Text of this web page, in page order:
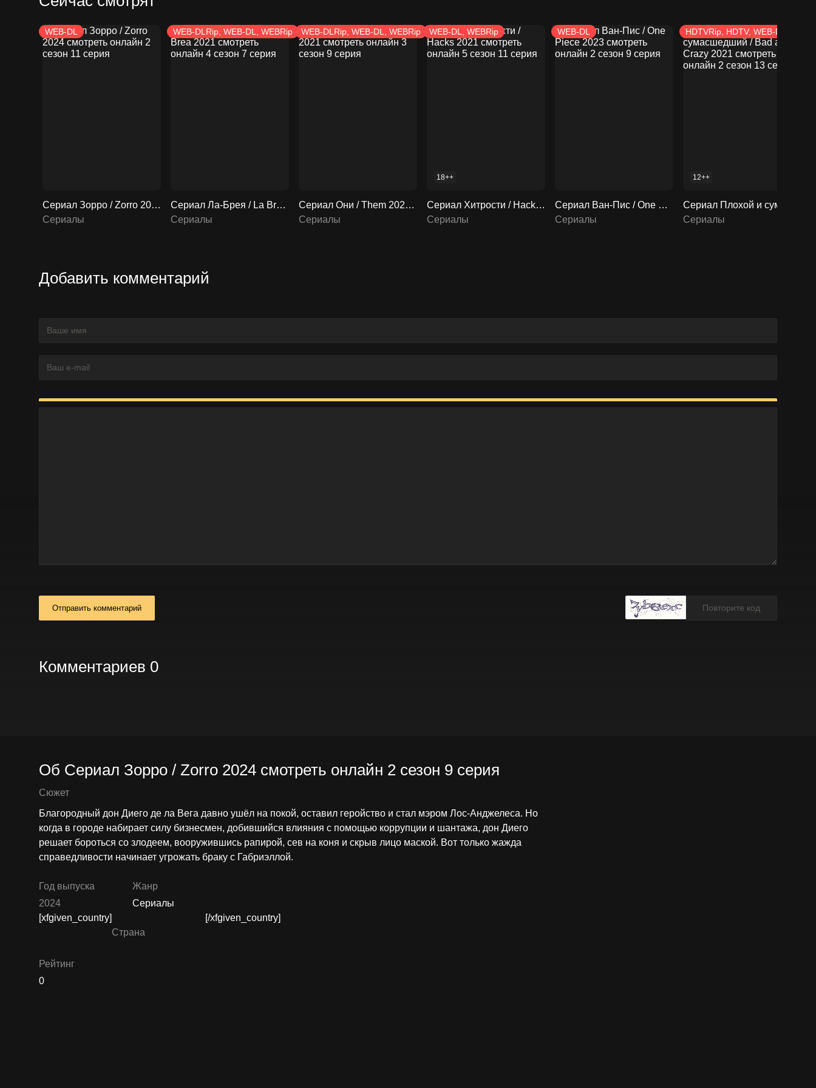
WEB-DL
Сериал Зорро / Zorro 2024 смотреть онлайн 2 сезон 11 серия
Сериалы
WEB-DLRip, WEB-DL, WEBRip
Сериал Ла-Брея / La Brea 2021 смотреть онлайн 4 сезон 7 серия
Сериалы
WEB-DLRip, WEB-DL, WEBRip
Сериал Они / Them 2021 смотреть онлайн 3 сезон 9 серия
Сериалы
WEB-DL, WEBRip
18++
Сериал Хитрости / Hacks 2021 смотреть онлайн 5 сезон 11 серия
Сериалы
WEB-DL
Сериал Ван-Пис / One Piece 2023 смотреть онлайн 2 сезон 9 серия
Сериалы
HDTVRip, HDTV, WEB-DL
12++
Сериалы
Добавить комментарий
Отправить комментарий
Комментариев 0
Об Сериал Зорро / Zorro 2024 смотреть онлайн 2 сезон 9 серия
Сюжет
Благородный дон Диего де ла Вега давно ушёл на покой, оставил геройство и стал мэром Лос-Анджелеса. Но
когда в городе набирает силу бизнесмен, добившийся влияния с помощью коррупции и шантажа, дон Диего
решает бороться со злодеем, вооружившись рапирой, сев на коня и скрыв лицо маской. Вот только жажда
справедливости начинает угрожать браку с Габриэллой.
Год выпуска
2024
Жанр
Сериалы
[xfgiven_country]
Страна
[/xfgiven_country]
Рейтинг
0